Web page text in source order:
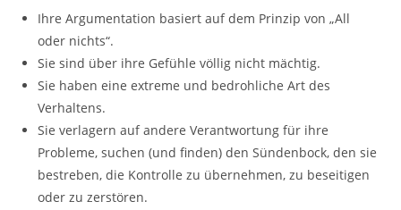
Ihre Argumentation basiert auf dem Prinzip von „All
oder nichts“.
Sie sind über ihre Gefühle völlig nicht mächtig.
Sie haben eine extreme und bedrohliche Art des
Verhaltens.
Sie verlagern auf andere Verantwortung für ihre
Probleme, suchen (und finden) den Sündenbock, den sie
bestreben, die Kontrolle zu übernehmen, zu beseitigen
oder zu zerstören.